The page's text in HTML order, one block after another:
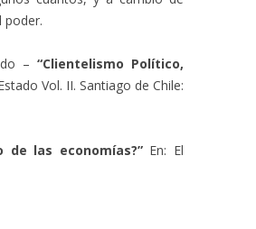
poder.
– “Clientelismo Político,
Vol. II. Santiago de Chile:
las economías?”En: El